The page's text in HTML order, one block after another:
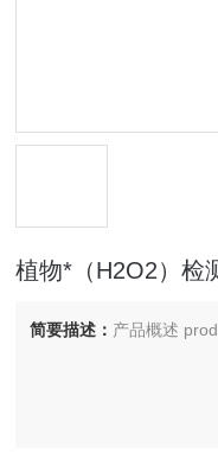
植物*（H2O2）检
简要描述： 产品概述